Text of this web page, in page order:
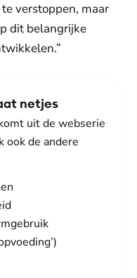
verstoppen, maar
dit belangrijke
netjes
uit de webserie
ook de andere